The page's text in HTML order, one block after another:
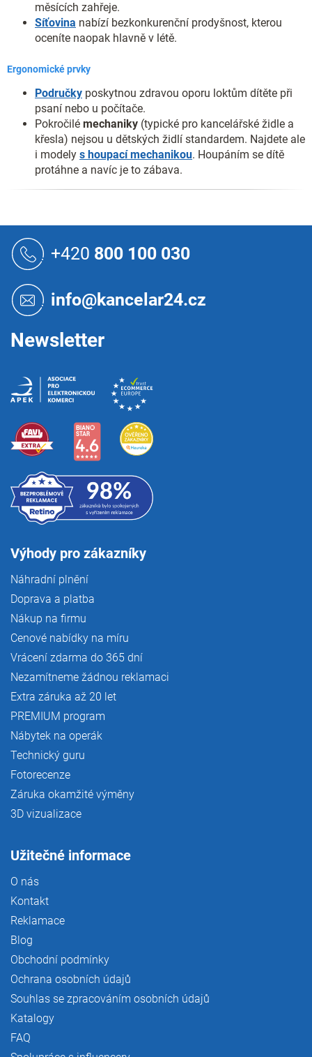
měsících zahřeje.
Síťovina nabízí bezkonkurenční prodyšnost, kterou
oceníte naopak hlavně v létě.
Ergonomické prvky
Područky poskytnou zdravou oporu loktům dítěte při
psaní nebo u počítače.
Pokročilé mechaniky (typické pro kancelářské židle a
křesla) nejsou u dětských židlí standardem. Najdete ale
i modely s houpací mechanikou. Houpáním se dítě
protáhne a navíc je to zábava.
+420 800 100 030
info@kancelar24.cz
Newsletter
Výhody pro zákazníky
Náhradní plnění
Doprava a platba
Nákup na firmu
Cenové nabídky na míru
Vrácení zdarma do 365 dní
Nezamítneme žádnou reklamaci
Extra záruka až 20 let
PREMIUM program
Nábytek na operák
Technický guru
Fotorecenze
Záruka okamžité výměny
3D vizualizace
Užitečné informace
O nás
Kontakt
Reklamace
Blog
Obchodní podmínky
Ochrana osobních údajů
Souhlas se zpracováním osobních údajů
Katalogy
FAQ